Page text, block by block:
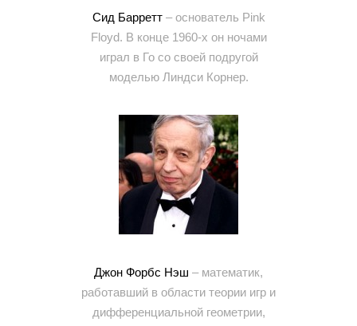
Сид Барретт– основатель Pink
Floyd. В конце 1960-х он ночами
играл в Го со своей подругой
моделью Линдси Корнер.
Джон Форбс Нэш – математик,
работавший в области теории игр и
дифференциальной геометрии,